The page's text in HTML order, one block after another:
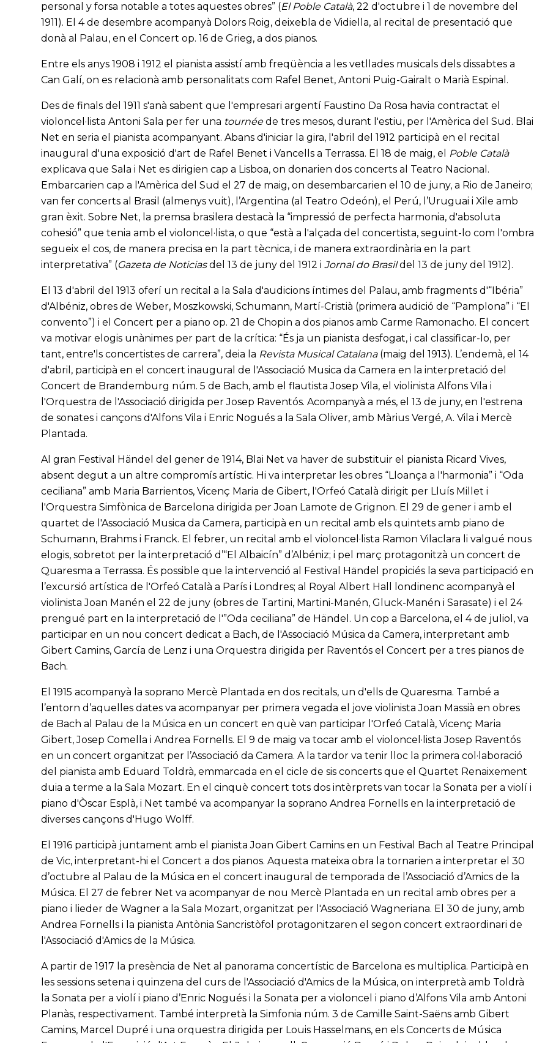
personal y forsa notable a totes aquestes obres” (El Poble Català, 22 d'octubre i 1 de novembre del
1911). El 4 de desembre acompanyà Dolors Roig, deixebla de Vidiella, al recital de presentació que
donà al Palau, en el Concert op. 16 de Grieg, a dos pianos.
Entre els anys 1908 i 1912 el pianista assistí amb freqüència a les vetllades musicals dels dissabtes a
Can Galí, on es relacionà amb personalitats com Rafel Benet, Antoni Puig-Gairalt o Marià Espinal.
Des de finals del 1911 s'anà sabent que l'empresari argentí Faustino Da Rosa havia contractat el
violoncel·lista Antoni Sala per fer una tournéede tres mesos, durant l'estiu, per l'Amèrica del Sud. Blai
Net en seria el pianista acompanyant. Abans d'iniciar la gira, l'abril del 1912 participà en el recital
inaugural d'una exposició d'art de Rafel Benet i Vancells a Terrassa. El 18 de maig, el Poble Català
explicava que Sala i Net es dirigien cap a Lisboa, on donarien dos concerts al Teatro Nacional.
Embarcarien cap a l'Amèrica del Sud el 27 de maig, on desembarcarien el 10 de juny, a Rio de Janeiro;
van fer concerts al Brasil (almenys vuit), l’Argentina (al Teatro Odeón), el Perú, l’Uruguai i Xile amb
gran èxit. Sobre Net, la premsa brasilera destacà la “impressió de perfecta harmonia, d'absoluta
cohesió” que tenia amb el violoncel·lista, o que “està a l'alçada del concertista, seguint-lo com l'ombra
segueix el cos, de manera precisa en la part tècnica, i de manera extraordinària en la part
interpretativa” (Gazeta de Noticiasdel 13 de juny del 1912 iJornal do Brasildel 13 de juny del 1912).
El 13 d'abril del 1913 oferí un recital a la Sala d'audicions íntimes del Palau, amb fragments d'“Ibéria”
d'Albéniz, obres de Weber, Moszkowski, Schumann, Martí-Cristià (primera audició de “Pamplona” i “El
convento”) i el Concert per a piano op. 21 de Chopin a dos pianos amb Carme Ramonacho. El concert
va motivar elogis unànimes per part de la crítica: “És ja un pianista desfogat, i cal classificar-lo, per
tant, entre'ls concertistes de carrera”, deia la Revista Musical Catalana(maig del 1913). L’endemà, el 14
d'abril, participà en el concert inaugural de l'Associació Musica da Camera en la interpretació del
Concert de Brandemburg núm. 5 de Bach, amb el flautista Josep Vila, el violinista Alfons Vila i
l'Orquestra de l'Associació dirigida per Josep Raventós. Acompanyà a més, el 13 de juny, en l'estrena
de sonates i cançons d'Alfons Vila i Enric Nogués a la Sala Oliver, amb Màrius Vergé, A. Vila i Mercè
Plantada.
Al gran Festival Händel del gener de 1914, Blai Net va haver de substituir el pianista Ricard Vives,
absent degut a un altre compromís artístic. Hi va interpretar les obres “Lloança a l'harmonia” i “Oda
ceciliana” amb Maria Barrientos, Vicenç Maria de Gibert, l'Orfeó Català dirigit per Lluís Millet i
l'Orquestra Simfònica de Barcelona dirigida per Joan Lamote de Grignon. El 29 de gener i amb el
quartet de l'Associació Musica da Camera, participà en un recital amb els quintets amb piano de
Schumann, Brahms i Franck. El febrer, un recital amb el violoncel·lista Ramon Vilaclara li valgué nous
elogis, sobretot per la interpretació d’“El Albaicín” d’Albéniz; i pel març protagonitzà un concert de
Quaresma a Terrassa. És possible que la intervenció al Festival Händel propiciés la seva participació en
l’excursió artística de l'Orfeó Català a París i Londres; al Royal Albert Hall londinenc acompanyà el
violinista Joan Manén el 22 de juny (obres de Tartini, Martini-Manén, Gluck-Manén i Sarasate) i el 24
prengué part en la interpretació de l'”Oda ceciliana” de Händel. Un cop a Barcelona, el 4 de juliol, va
participar en un nou concert dedicat a Bach, de l'Associació Música da Camera, interpretant amb
Gibert Camins, García de Lenz i una Orquestra dirigida per Raventós el Concert per a tres pianos de
Bach.
El 1915 acompanyà la soprano Mercè Plantada en dos recitals, un d'ells de Quaresma. També a
l’entorn d’aquelles dates va acompanyar per primera vegada el jove violinista Joan Massià en obres
de Bach al Palau de la Música en un concert en què van participar l'Orfeó Català, Vicenç Maria
Gibert, Josep Comella i Andrea Fornells. El 9 de maig va tocar amb el violoncel·lista Josep Raventós
en un concert organitzat per l’Associació da Camera. A la tardor va tenir lloc la primera col·laboració
del pianista amb Eduard Toldrà, emmarcada en el cicle de sis concerts que el Quartet Renaixement
duia a terme a la Sala Mozart. En el cinquè concert tots dos intèrprets van tocar la Sonata per a violí i
piano d'Òscar Esplà, i Net també va acompanyar la soprano Andrea Fornells en la interpretació de
diverses cançons d'Hugo Wolff.
El 1916 participà juntament amb el pianista Joan Gibert Camins en un Festival Bach al Teatre Principal
de Vic, interpretant-hi el Concert a dos pianos. Aquesta mateixa obra la tornarien a interpretar el 30
d’octubre al Palau de la Música en el concert inaugural de temporada de l’Associació d’Amics de la
Música. El 27 de febrer Net va acompanyar de nou Mercè Plantada en un recital amb obres per a
piano i lieder de Wagner a la Sala Mozart, organitzat per l'Associació Wagneriana. El 30 de juny, amb
Andrea Fornells i la pianista Antònia Sancristòfol protagonitzaren el segon concert extraordinari de
l'Associació d'Amics de la Música.
A partir de 1917 la presència de Net al panorama concertístic de Barcelona es multiplica. Participà en
les sessions setena i quinzena del curs de l'Associació d'Amics de la Música, on interpretà amb Toldrà
la Sonata per a violí i piano d’Enric Nogués i la Sonata per a violoncel i piano d’Alfons Vila amb Antoni
Planàs, respectivament. També interpretà la Simfonia núm. 3 de Camille Saint-Saëns amb Gibert
Camins, Marcel Dupré i una orquestra dirigida per Louis Hasselmans, en els Concerts de Música